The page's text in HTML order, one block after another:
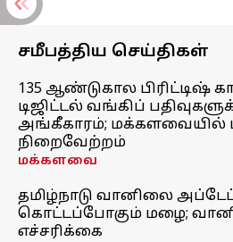
சமீபத்திய செய்திகள்
135 ஆண்டுகால பிரிட்டிஷ்
டிஜிட்டல் வங்கிப்
அங்கீகாரம்; மக்களவையில்
நிறைவேற்றம்
மக்களவை
தமிழ்நாடு வானிலை
கொட்டப்போகும் மழை;
எச்சரிக்கை